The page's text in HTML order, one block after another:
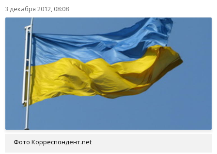
3 декабря 2012, 08:08
Фото Корреспондент.net